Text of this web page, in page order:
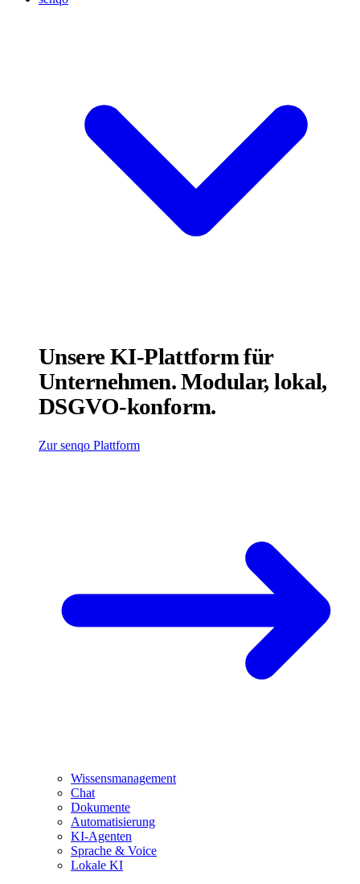
Unsere KI-Plattform für
Unternehmen. Modular, lokal,
DSGVO-konform.
Zur senqo Plattform
Wissensmanagement
Chat
Dokumente
Automatisierung
KI-Agenten
Sprache & Voice
Lokale KI